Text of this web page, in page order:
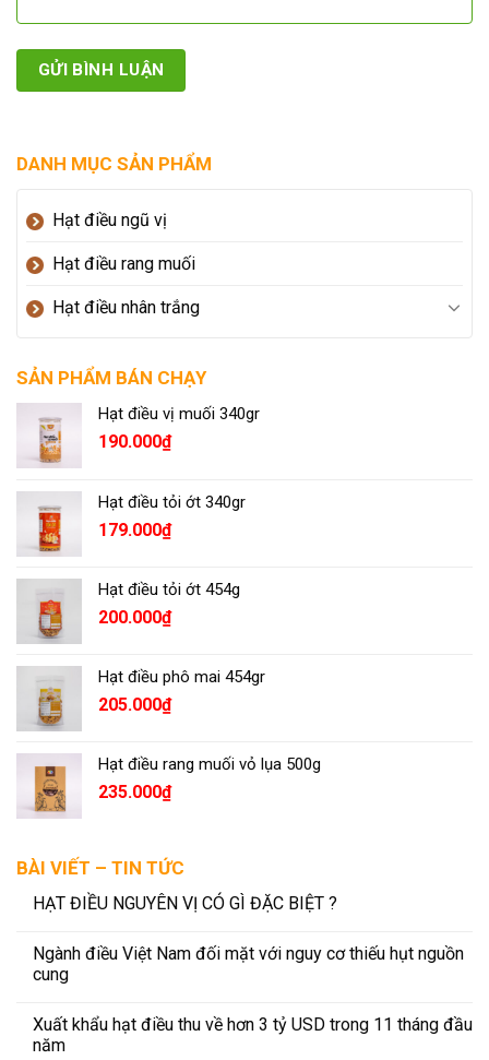
DANH MỤC SẢN PHẨM
Hạt điều ngũ vị
Hạt điều rang muối
Hạt điều nhân trắng
SẢN PHẨM BÁN CHẠY
Hạt điều vị muối 340gr
190.000₫
Hạt điều tỏi ớt 340gr
179.000₫
Hạt điều tỏi ớt 454g
200.000₫
Hạt điều phô mai 454gr
205.000₫
Hạt điều rang muối vỏ lụa 500g
235.000₫
BÀI VIẾT – TIN TỨC
HẠT ĐIỀU NGUYÊN VỊ CÓ GÌ ĐẶC BIỆT ?
Ngành điều Việt Nam đối mặt với nguy cơ thiếu hụt nguồn
cung
Xuất khẩu hạt điều thu về hơn 3 tỷ USD trong 11 tháng đầu
năm